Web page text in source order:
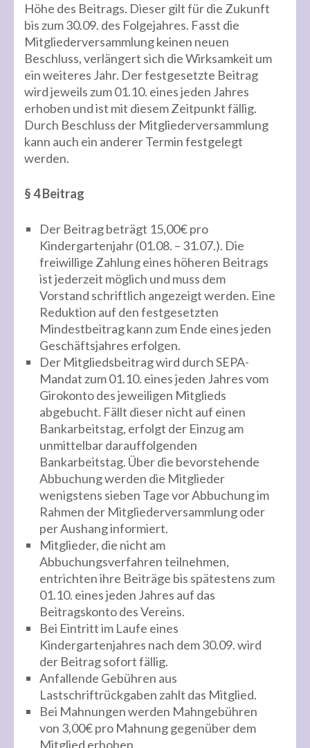
Höhe des Beitrags. Dieser gilt für die Zukunft
bis zum 30.09. des Folgejahres. Fasst die
Mitgliederversammlung keinen neuen
Beschluss, verlängert sich die Wirksamkeit um
ein weiteres Jahr. Der festgesetzte Beitrag
wird jeweils zum 01.10. eines jeden Jahres
erhoben und ist mit diesem Zeitpunkt fällig.
Durch Beschluss der Mitgliederversammlung
kann auch ein anderer Termin festgelegt
werden.
§ 4 Beitrag
Der Beitrag beträgt 15,00€ pro
Kindergartenjahr (01.08. – 31.07.). Die
freiwillige Zahlung eines höheren Beitrags
ist jederzeit möglich und muss dem
Vorstand schriftlich angezeigt werden. Eine
Reduktion auf den festgesetzten
Mindestbeitrag kann zum Ende eines jeden
Geschäftsjahres erfolgen.
Der Mitgliedsbeitrag wird durch SEPA-
Mandat zum 01.10. eines jeden Jahres vom
Girokonto des jeweiligen Mitglieds
abgebucht. Fällt dieser nicht auf einen
Bankarbeitstag, erfolgt der Einzug am
unmittelbar darauffolgenden
Bankarbeitstag. Über die bevorstehende
Abbuchung werden die Mitglieder
wenigstens sieben Tage vor Abbuchung im
Rahmen der Mitgliederversammlung oder
per Aushang informiert.
Mitglieder, die nicht am
Abbuchungsverfahren teilnehmen,
entrichten ihre Beiträge bis spätestens zum
01.10. eines jeden Jahres auf das
Beitragskonto des Vereins.
Bei Eintritt im Laufe eines
Kindergartenjahres nach dem 30.09. wird
der Beitrag sofort fällig.
Anfallende Gebühren aus
Lastschriftrückgaben zahlt das Mitglied.
Bei Mahnungen werden Mahngebühren
von 3,00€ pro Mahnung gegenüber dem
Mitglied erhoben.